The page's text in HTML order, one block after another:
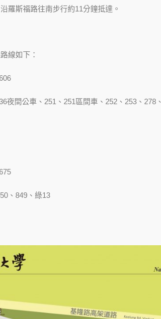
羅斯福路往南步行約11分鐘抵達。
線如下：
夜間公車、251、251區間車、252、253、278
、849、綠13